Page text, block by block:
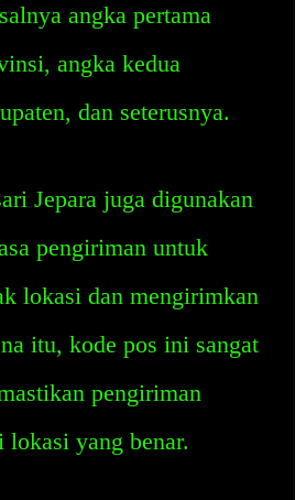
angka pertama
angka kedua
dan seterusnya.
Jepara juga digunakan
pengiriman untuk
lokasi dan mengirimkan
itu, kode pos ini sangat
pengiriman
yang benar.